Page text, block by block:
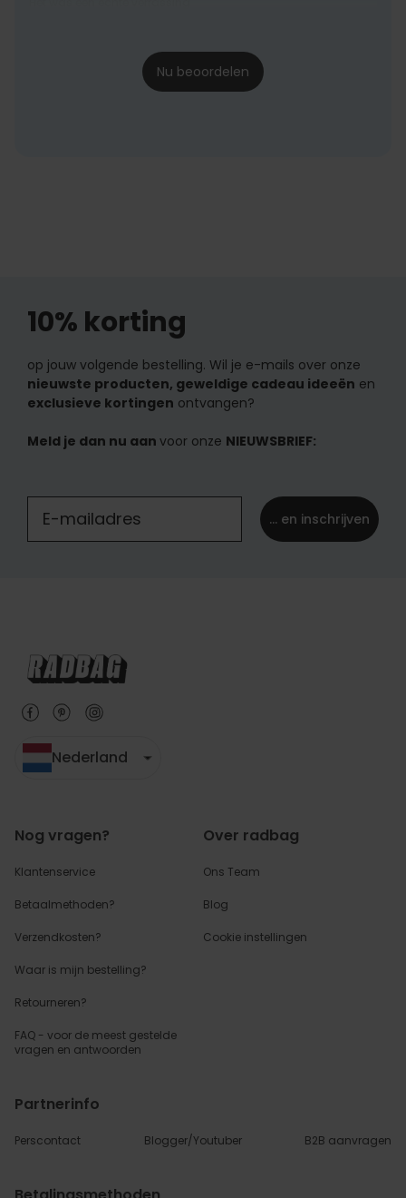
Nu beoordelen
10% korting
op jouw volgende bestelling. Wil je e-mails over onze
nieuwste producten, geweldige cadeau ideeën en
exclusieve kortingen ontvangen?
Meld je dan nu aan voor onze NIEUWSBRIEF:
... en inschrijven
Nederland
Nog vragen?
Klantenservice
Betaalmethoden?
Verzendkosten?
Waar is mijn bestelling?
Retourneren?
FAQ - voor de meest gestelde
vragen en antwoorden
Over radbag
Ons Team
Blog
Cookie instellingen
Partnerinfo
Perscontact Blogger/Youtuber B2B aanvragen